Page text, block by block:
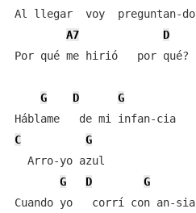
Al llegar  voy  preguntan-do
A7
D
Por qué me hirió   por qué?
G D
G
Háblame   de mi infan-cia
C
G
  Arro-yo azul
G
D
G
Cuando yo   corrí con an-sia